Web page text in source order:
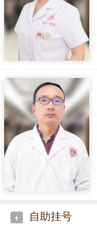
自助挂号